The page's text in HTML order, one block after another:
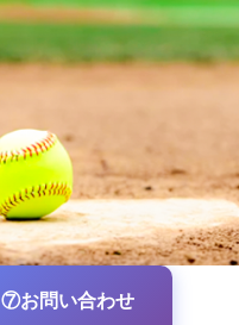
⑦お問い合わせ